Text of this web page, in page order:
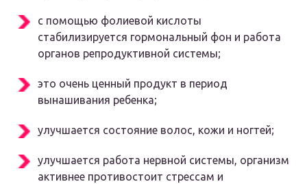
с помощью фолиевой кислоты
стабилизируется гормональный фон и работа
органов репродуктивной системы;
это очень ценный продукт в период
вынашивания ребенка;
улучшается состояние волос, кожи и ногтей;
улучшается работа нервной системы, организм
активнее противостоит стрессам и